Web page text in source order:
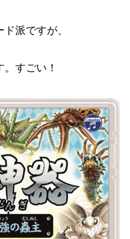
派ですが、
すごい！